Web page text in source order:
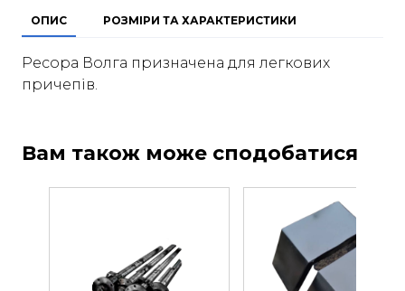
ОПИС РОЗМІРИ ТА ХАРАКТЕРИСТИКИ
Ресора Волга призначена для легкових
причепів.
Вам також може сподобатися